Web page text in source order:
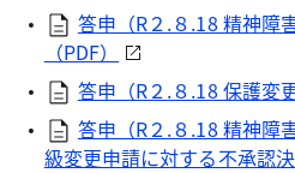
答申（R２.８.18 精神障
（PDF）
答申（R２.８.18 保護変
答申（R２.８.18 精神障
級変更申請に対する不承認決